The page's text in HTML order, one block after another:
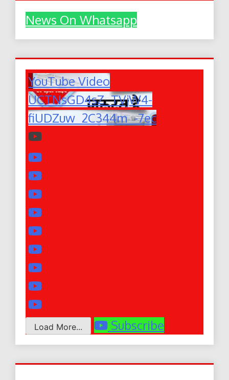
News On Whatsapp
YouTube Video
UCTNsGD4sZ_TVjW4-
fiUDZuw_2C344m_-7ec
Load More... Subscribe